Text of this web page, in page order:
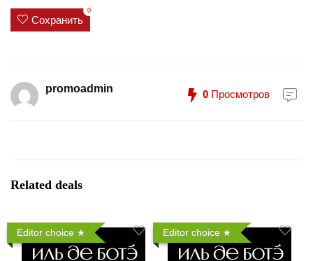
Сохранить
0
promoadmin 0 Просмотров
Related deals
Editor choice Editor choice